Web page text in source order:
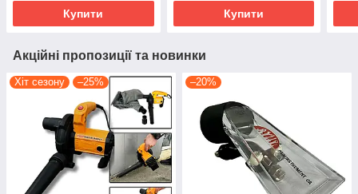
Купити Купити
Акційні пропозиції та новинки
Хіт сезону –25% –20%